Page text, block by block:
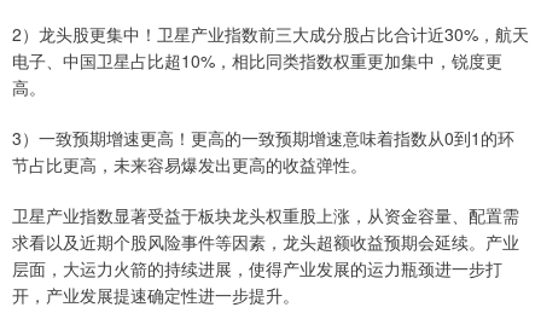
2）龙头股更集中！卫星产业指数前三大成分股占比合计近30%，航天
电子、中国卫星占比超10%，相比同类指数权重更加集中，锐度更
高。
3）一致预期增速更高！更高的一致预期增速意味着指数从0到1的环
节占比更高，未来容易爆发出更高的收益弹性。
卫星产业指数显著受益于板块龙头权重股上涨，从资金容量、配置需
求看以及近期个股风险事件等因素，龙头超额收益预期会延续。产业
层面，大运力火箭的持续进展，使得产业发展的运力瓶颈进一步打
开，产业发展提速确定性进一步提升。